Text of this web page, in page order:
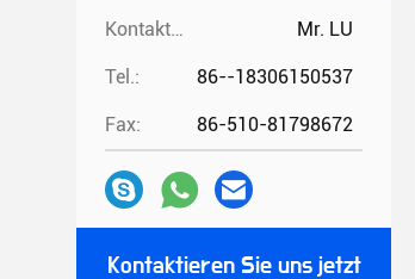
Kontaktpersonen: Mr. LU
Tel.: 86--18306150537
Fax: 86-510-81798672
Kontaktieren Sie uns jetzt